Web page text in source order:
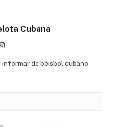
Cubana
Instagram
informar de béisbol cubano